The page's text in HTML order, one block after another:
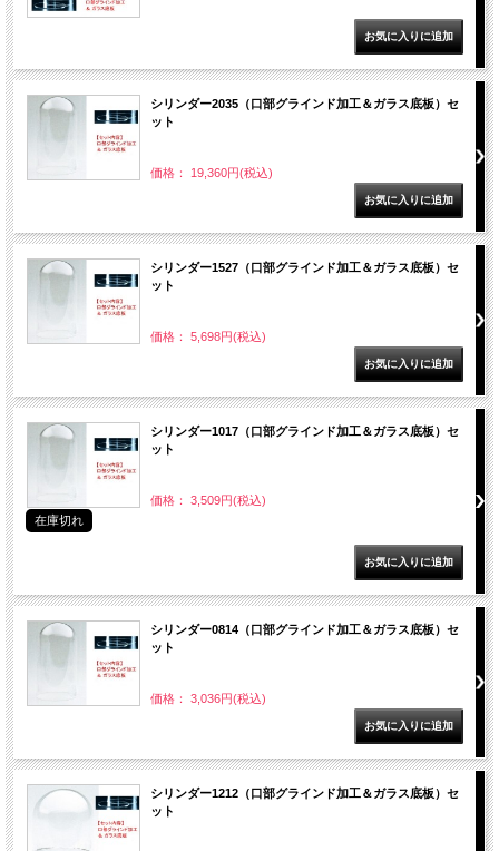
シリンダー2035（口部グラインド加工＆ガラス底板）セ
ット
価格： 19,360円(税込)
シリンダー1527（口部グラインド加工＆ガラス底板）セ
ット
価格： 5,698円(税込)
シリンダー1017（口部グラインド加工＆ガラス底板）セ
ット
価格： 3,509円(税込)
在庫切れ
シリンダー0814（口部グラインド加工＆ガラス底板）セ
ット
価格： 3,036円(税込)
シリンダー1212（口部グラインド加工＆ガラス底板）セ
ット